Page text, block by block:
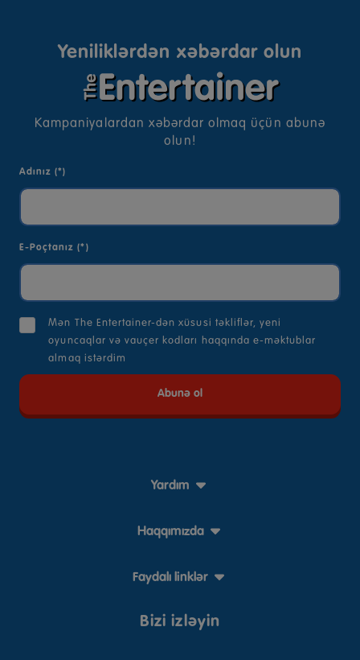
Yeniliklərdən xəbərdar olun
Kampaniyalardan xəbərdar olmaq üçün abunə
olun!
Adınız (*)
E-Poçtanız (*)
Mən The Entertainer-dən xüsusi təkliflər, yeni
oyuncaqlar və vauçer kodları haqqında e-məktublar
almaq istərdim
Yardım
Haqqımızda
Faydalı linklər
Bizi izləyin